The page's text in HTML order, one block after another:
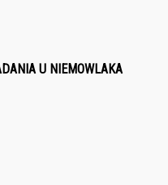
U NIEMOWLAKA